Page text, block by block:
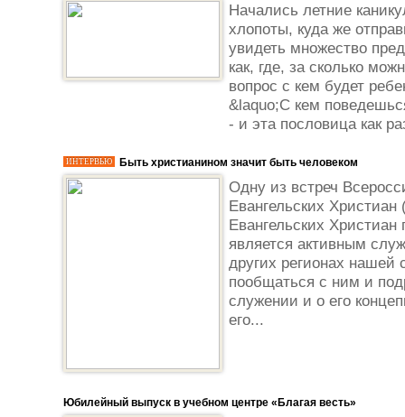
Начались летние
хлопоты, куда же
увидеть множество
как, где, за сколько
вопрос с кем будет
&laquo;С кем
- и эта пословица как
ИНТЕРВЬЮ Быть христианином значит быть человеком
Одну из встреч
Евангельских
Евангельских
является активным
других регионах
пообщаться с ним и
служении и о его
его...
Юбилейный выпуск в учебном центре «Благая весть»